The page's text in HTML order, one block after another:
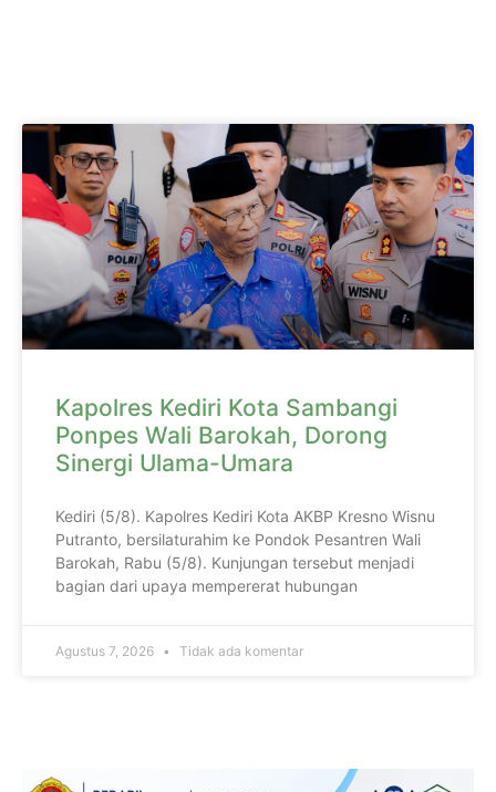
Kapolres Kediri Kota Sambangi
Ponpes Wali Barokah, Dorong
Sinergi Ulama-Umara
Kediri (5/8). Kapolres Kediri Kota AKBP Kresno Wisnu
Putranto, bersilaturahim ke Pondok Pesantren Wali
Barokah, Rabu (5/8). Kunjungan tersebut menjadi
bagian dari upaya mempererat hubungan
Agustus 7, 2026 Tidak ada komentar